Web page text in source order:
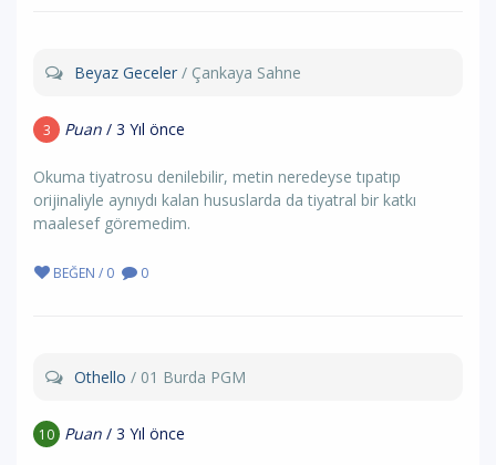
Beyaz Geceler / Çankaya Sahne
3 Puan / 3 Yıl önce
Okuma tiyatrosu denilebilir, metin neredeyse tıpatıp
orijinaliyle aynıydı kalan hususlarda da tiyatral bir katkı
maalesef göremedim.
BEĞEN / 0 0
Othello / 01 Burda PGM
10 Puan / 3 Yıl önce